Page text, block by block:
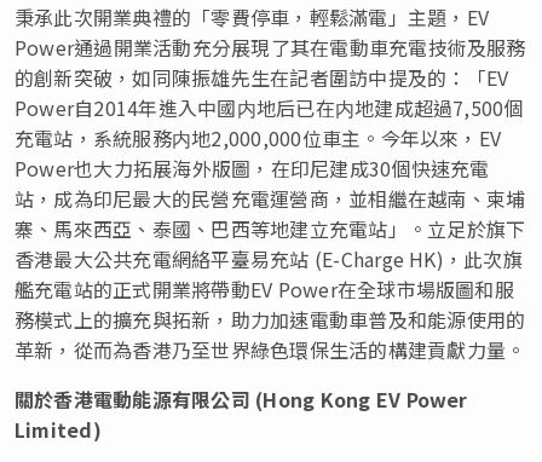
秉承此次開業典禮的「零費停車，輕鬆滿電」主題，EV
Power通過開業活動充分展現了其在電動車充電技術及服務
的創新突破，如同陳振雄先生在記者圍訪中提及的：「EV
Power自2014年進入中國内地后已在内地建成超過7,500個
充電站，系統服務内地2,000,000位車主。今年以來，EV
Power也大力拓展海外版圖，在印尼建成30個快速充電
站，成為印尼最大的民營充電運營商，並相繼在越南、柬埔
寨、馬來西亞、泰國、巴西等地建立充電站」。立足於旗下
香港最大公共充電網絡平臺易充站 (E-Charge HK)，此次旗
艦充電站的正式開業將帶動EV Power在全球市場版圖和服
務模式上的擴充與拓新，助力加速電動車普及和能源使用的
革新，從而為香港乃至世界綠色環保生活的構建貢獻力量。
關於香港電動能源有限公司 (Hong Kong EV Power
Limited)